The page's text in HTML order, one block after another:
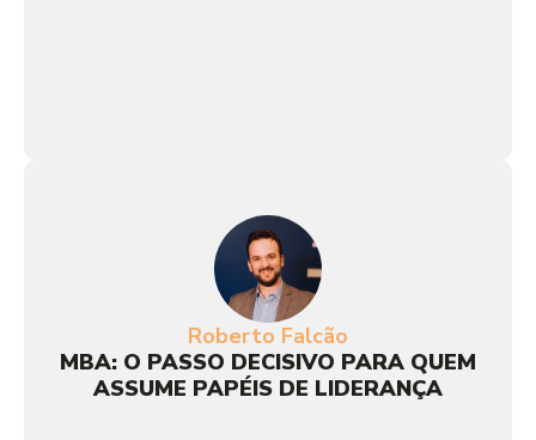
Roberto Falcão
MBA: O PASSO DECISIVO PARA QUEM
ASSUME PAPÉIS DE LIDERANÇA